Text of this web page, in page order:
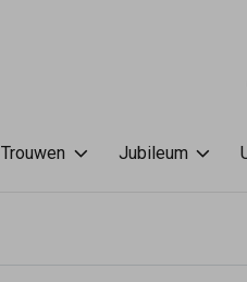
Trouwen Jubileum